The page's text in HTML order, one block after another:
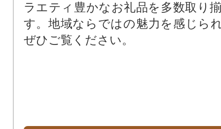
ラエティ豊かなお礼品を多数取り
す。地域ならではの魅力を感じら
ぜひご覧ください。